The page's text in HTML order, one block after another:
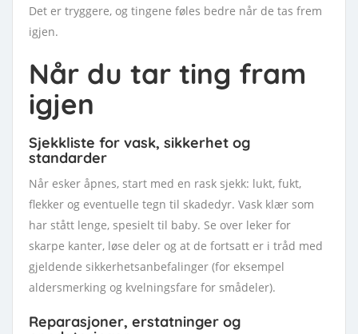
Det er tryggere, og tingene føles bedre når de tas frem
igjen.
Når du tar ting fram
igjen
Sjekkliste for vask, sikkerhet og
standarder
Når esker åpnes, start med en rask sjekk: lukt, fukt,
flekker og eventuelle tegn til skadedyr. Vask klær som
har stått lenge, spesielt til baby. Se over leker for
skarpe kanter, løse deler og at de fortsatt er i tråd med
gjeldende sikkerhetsanbefalinger (for eksempel
aldersmerking og kvelningsfare for smådeler).
Reparasjoner, erstatninger og